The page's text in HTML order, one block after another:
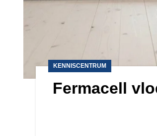
KENNISCENTRUM
Fermacell